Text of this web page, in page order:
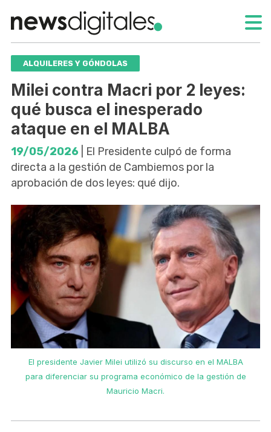
ALQUILERES Y GÓNDOLAS
Milei contra Macri por 2 leyes:
qué busca el inesperado
ataque en el MALBA
19/05/2026 | El Presidente culpó de forma
directa a la gestión de Cambiemos por la
aprobación de dos leyes: qué dijo.
El presidente Javier Milei utilizó su discurso en el MALBA
para diferenciar su programa económico de la gestión de
Mauricio Macri.